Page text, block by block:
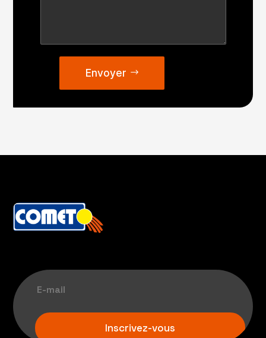
Envoyer
Inscrivez-vous